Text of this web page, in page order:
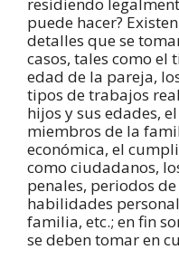
puede hacer?
detalles que se
casos, tales como
edad de la pareja,
tipos de trabajos
hijos y sus edades,
miembros de la
económica, el
como ciudadanos,
penales, periodos
habilidades
familia, etc.; en fin
se deben tomar en